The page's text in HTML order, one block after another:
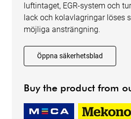
luftintaget, EGR-system och
lack och kolavlagringar löses
möjliga ansträngning.
Öppna säkerhetsblad
Buy the product from